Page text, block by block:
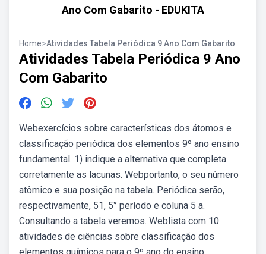
Ano Com Gabarito - EDUKITA
Home>Atividades Tabela Periódica 9 Ano Com Gabarito
Atividades Tabela Periódica 9 Ano
Com Gabarito
Webexercícios sobre características dos átomos e
classificação periódica dos elementos 9º ano ensino
fundamental. 1) indique a alternativa que completa
corretamente as lacunas. Webportanto, o seu número
atômico e sua posição na tabela. Periódica serão,
respectivamente, 51, 5° período e coluna 5 a.
Consultando a tabela veremos. Weblista com 10
atividades de ciências sobre classificação dos